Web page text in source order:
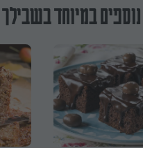
במיוחד בשבילך